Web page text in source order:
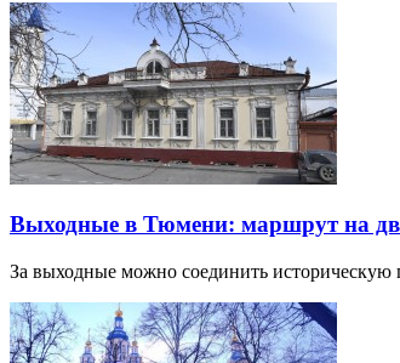
Выходные в Тюмени: маршрут на
За выходные можно соединить